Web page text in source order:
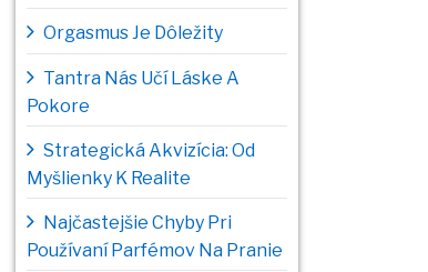
Orgasmus Je Dôležity
Tantra Nás Učí Láske A
Pokore
Strategická Akvizícia: Od
Myšlienky K Realite
Najčastejšie Chyby Pri
Používaní Parfémov Na Pranie